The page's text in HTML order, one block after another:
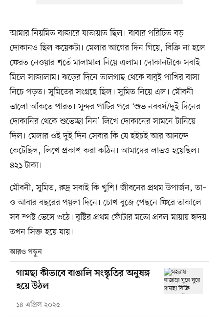
আমার নিয়মিত বাজারে যাতায়াত ছিল। বাবার পরিচিত বড়
দোকানও ছিল কয়েকটা। মেলার আগের দিন গিয়ে, বিক্রি না হলে
ফেরত নেওয়ার শর্তে মালামাল নিয়ে এলাম। দোকানটাকে সবাই
মিলে সাজালাম। ঝড়ের দিনে তালগাছ থেকে বাবুই পাখির বাসা
নিচে পড়ত। সুমিতের সংগ্রহে ছিল। সুমিত নিয়ে এল। মৌবনী
ভালো আঁকতে পারত। সুন্দর পাটির পরে ‘শুভ নববর্ষ/দুই দিনের
দোকানির থেকে শুভেচ্ছা নিন’ লিখে দোকানের সামনে টানিয়ে
দিল। মেলার ওই দুই দিন সেবার কি যে হইচই আর আনন্দে
কেটেছিল, লিখে প্রকাশ করা কঠিন। আমাদের লাভও হয়েছিল।
৪২১ টাকা।
মৌবনী, সুমিত, রুদ্র সবাই কি খুশি! জীবনের প্রথম উপার্জন, তা–
ও আবার বছরের পয়লা দিনে। চোখ বুজে পেছনে ফিরে তাকালে
সব স্পষ্ট ভেসে ওঠে। বৃষ্টির প্রথম ফোঁটার মতো প্রবল মায়ায় হৃদয়
তখন সিক্ত হয়ে যায়।
আরও পড়ুন
গামছা কীভাবে বাঙালি সংস্কৃতির অনুষঙ্গ
হয়ে উঠল
১৪ এপ্রিল ২০২৫